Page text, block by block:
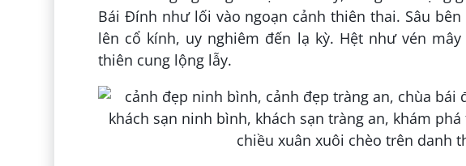
Bái Đính như lối vào ngoạn cảnh thiên thai. Sâu
lên cổ kính, uy nghiêm đến lạ kỳ. Hệt như vén
thiên cung lộng lẫy.